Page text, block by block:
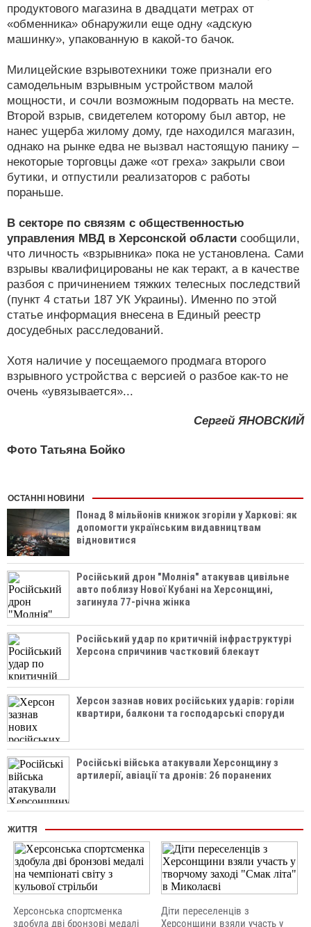
продуктового магазина в двадцати метрах от
«обменника» обнаружили еще одну «адскую
машинку», упакованную в какой-то бачок.
Милицейские взрывотехники тоже признали его
самодельным взрывным устройством малой
мощности, и сочли возможным подорвать на месте.
Второй взрыв, свидетелем которому был автор, не
нанес ущерба жилому дому, где находился магазин,
однако на рынке едва не вызвал настоящую панику –
некоторые торговцы даже «от греха» закрыли свои
бутики, и отпустили реализаторов с работы
пораньше.
В секторе по связям с общественностью
управления МВД в Херсонской области сообщили,
что личность «взрывника» пока не установлена. Сами
взрывы квалифицированы не как теракт, а в качестве
разбоя с причинением тяжких телесных последствий
(пункт 4 статьи 187 УК Украины). Именно по этой
статье информация внесена в Единый реестр
досудебных расследований.
Хотя наличие у посещаемого продмага второго
взрывного устройства с версией о разбое как-то не
очень «увязывается»...
Сергей ЯНОВСКИЙ
Фото Татьяна Бойко
ОСТАННІ НОВИНИ
Понад 8 мільйонів книжок згоріли у Харкові: як
допомогти українським видавництвам
відновитися
Російський дрон "Молнія" атакував цивільне
авто поблизу Нової Кубані на Херсонщині,
загинула 77-річна жінка
Російський удар по критичній інфраструктурі
Херсона спричинив частковий блекаут
Херсон зазнав нових російських ударів: горіли
квартири, балкони та господарські споруди
Російські війська атакували Херсонщину з
артилерії, авіації та дронів: 26 поранених
ЖИТТЯ
Херсонська спортсменка
здобула дві бронзові медалі
Діти переселенців з
Херсонщини взяли участь у